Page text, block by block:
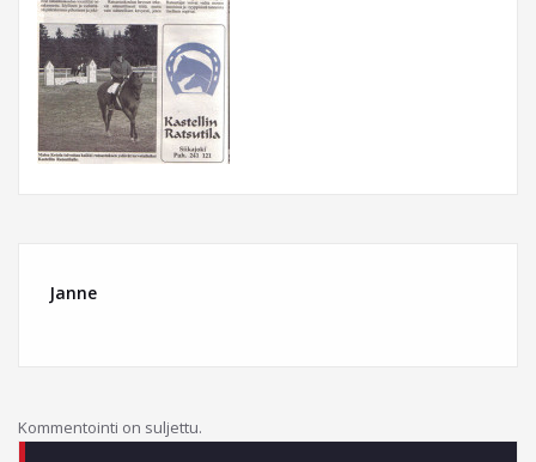
Janne
Kommentointi on suljettu.